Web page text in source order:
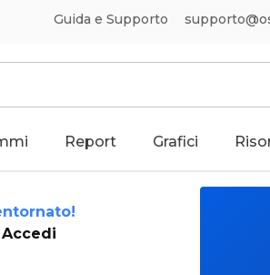
Guida e Supporto
Report Grafici
Accedi